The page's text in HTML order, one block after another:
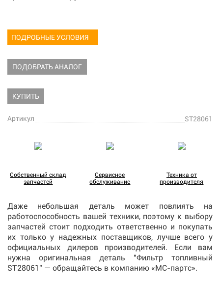
ПОДРОБНЫЕ УСЛОВИЯ
ПОДОБРАТЬ АНАЛОГ
КУПИТЬ
Артикул ST28061
Собственный склад
запчастей
Сервисное
обслуживание
Техника от
производителя
Даже небольшая деталь может повлиять на
работоспособность вашей техники, поэтому к выбору
запчастей стоит подходить ответственно и покупать
их только у надежных поставщиков, лучше всего у
официальных дилеров производителей. Если вам
нужна оригинальная деталь "Фильтр топливный
ST28061" — обращайтесь в компанию «МС-партс».